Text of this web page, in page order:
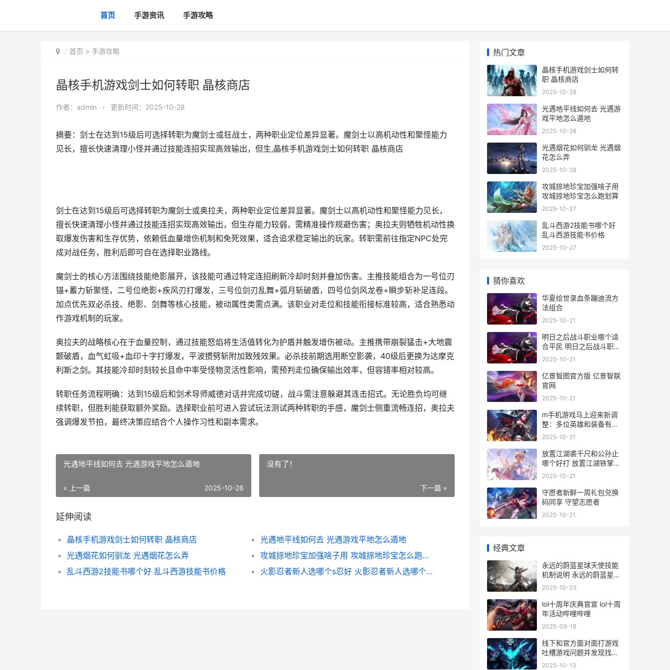
首页 手游资讯 手游攻略
首页 > 手游攻略
晶核手机游戏剑士如何转职 晶核商店
作者： admin • 更新时间：2025-10-28
摘要：剑士在达到15级后可选择转职为魔剑士或狂战士，两种职业定位差异显著。魔剑士以高机动性和聚怪能力
见长，擅长快速清理小怪并通过技能连招实现高效输出，但生,晶核手机游戏剑士如何转职 晶核商店
剑士在达到15级后可选择转职为魔剑士或奥拉夫，两种职业定位差异显著。魔剑士以高机动性和聚怪能力见长，
擅长快速清理小怪并通过技能连招实现高效输出，但生存能力较弱，需精准操作规避伤害；奥拉夫则牺牲机动性换
取爆发伤害和生存优势，依赖低血量增伤机制和免死效果，适合追求稳定输出的玩家。转职需前往指定NPC处完
成对战任务，胜利后即可自在选择职业路线。
魔剑士的核心方法围绕技能绝影展开，该技能可通过特定连招刷新冷却时刻并叠加伤害。主推技能组合为一号位刃
锚+蓄力斩聚怪，二号位绝影+疾风刃打爆发，三号位剑刃乱舞+弧月斩破盾，四号位剑风龙卷+瞬步斩补足连段。
加点优先双必杀技、绝影、剑舞等核心技能，被动属性类需点满。该职业对走位和技能衔接标准较高，适合熟悉动
作游戏机制的玩家。
奥拉夫的战略核心在于血量控制，通过技能怒焰将生活值转化为护盾并触发增伤被动。主推携带崩裂猛击+大地震
颤破盾，血气虹吸+血印十字打爆发，平波掼劈斩附加致残效果。必杀技前期选用断空影袭，40级后更换为达摩克
利斯之剑。其技能冷却时刻较长且命中率受怪物灵活性影响，需预判走位确保输出效率，但容错率相对较高。
转职任务流程明确：达到15级后和剑术导师威德对话并完成切磋，战斗需注意躲避其连击招式。无论胜负均可继
续转职，但胜利能获取额外奖励。选择职业前可进入尝试玩法测试两种转职的手感，魔剑士侧重流畅连招，奥拉夫
强调爆发节拍，最终决策应结合个人操作习性和副本需求。
光遇地平线如何去 光遇游戏平地怎么遁地
« 上一篇 2025-10-28
没有了！
下一篇 »
延伸阅读
晶核手机游戏剑士如何转职 晶核商店
光遇地平线如何去 光遇游戏平地怎么遁地
光遇烟花如何驯龙 光遇烟花怎么弄
攻城掠地珍宝加强啥子用 攻城掠地珍宝怎么跑划算
乱斗西游2技能书哪个好 乱斗西游技能书价格
火影忍者新人选哪个s忍好 火影忍者新人选哪个忍者
热门文章
晶核手机游戏剑士如何转
职 晶核商店
2025-10-28
光遇地平线如何去 光遇游
戏平地怎么遁地
2025-10-28
光遇烟花如何驯龙 光遇烟
花怎么弄
2025-10-28
攻城掠地珍宝加强啥子用
攻城掠地珍宝怎么跑划算
2025-10-27
乱斗西游2技能书哪个好
乱斗西游技能书价格
2025-10-27
猜你喜欢
华夏绘世录血条蹦迪流方
法组合
2025-10-21
明日之后战斗职业哪个适
合平民 明日之后战斗职业
哪个好
2025-10-21
亿景智图官方版 亿景智联
官网
2025-10-21
m手机游戏马上迎来新调
整：多位英雄和装备有加
强削弱 游戏手游app
2025-10-21
放置江湖裘千尺和公孙止
哪个好打 放置江湖铁掌帮
裘千仞
2025-10-21
守愿者新鲜一周礼包兑换
码同享 守望志愿者
2025-10-21
经典文章
永远的蔚蓝星球天使技能
机制说明 永远的蔚蓝星球
攻略
2025-10-23
lol十周年庆典官宣 lol十周
年活动哔哩哔哩
2025-09-18
线下和官方面对面打游戏
吐槽游戏问题并发现找客
服办法 线下对线上的影响
2025-10-13